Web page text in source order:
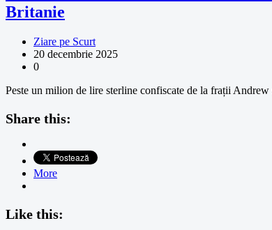
Britanie
Ziare pe Scurt
20 decembrie 2025
0
Peste un milion de lire sterline confiscate de la frații
Share this:
More
Like this: